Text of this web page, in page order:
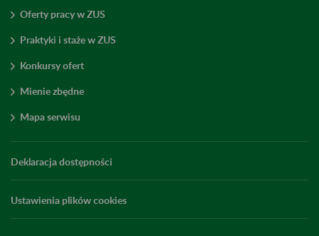
Oferty pracy w ZUS
Praktyki i staże w ZUS
Konkursy ofert
Mienie zbędne
Mapa serwisu
Deklaracja dostępności
Ustawienia plików cookies